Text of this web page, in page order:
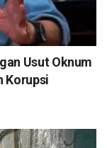
Usut Oknum
Korupsi